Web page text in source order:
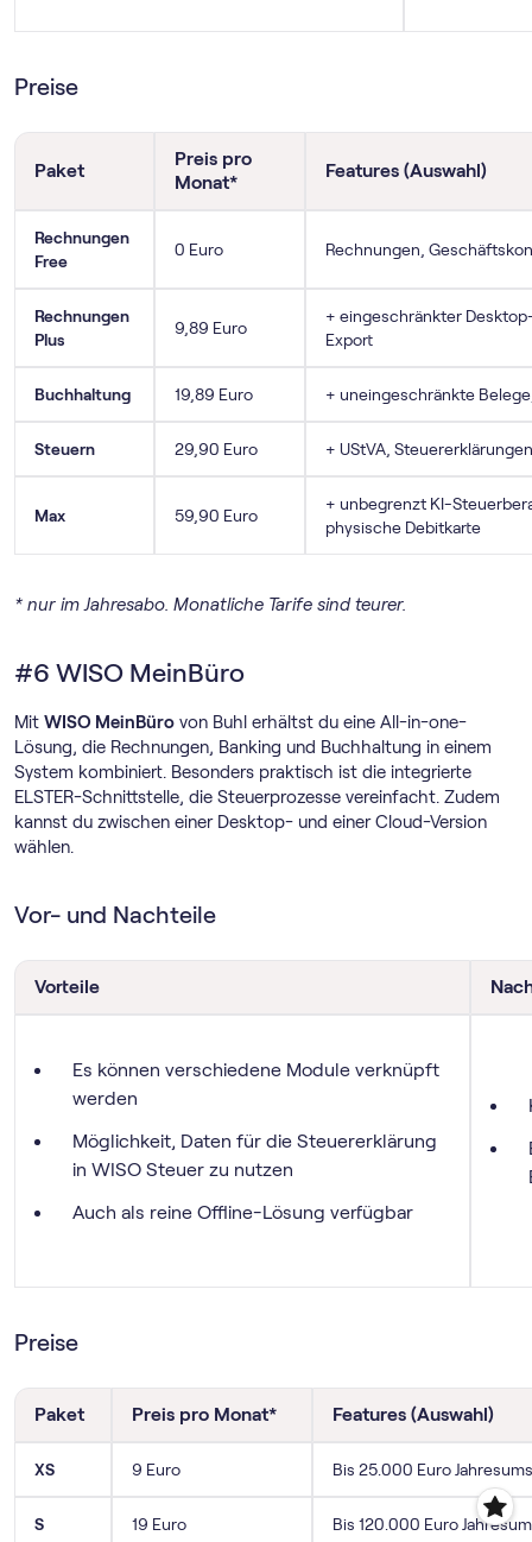
Preise
Paket
Preis pro
Monat*
Features (Auswahl)
Rechnungen
Free
0 Euro Rechnungen,
Rechnungen
Plus
9,89 Euro
+ eingeschränkter
Export
Buchhaltung 19,89 Euro + uneingeschränkte
Steuern 29,90 Euro + UStVA,
Max 59,90 Euro
+ unbegrenzt KI-
physische Debitkarte
* nur im Jahresabo. Monatliche Tarife sind teurer.
#6 WISO MeinBüro
Mit WISO MeinBüro von Buhl erhältst du eine All-in-one-
Lösung, die Rechnungen, Banking und Buchhaltung in einem
System kombiniert. Besonders praktisch ist die integrierte
ELSTER-Schnittstelle, die Steuerprozesse vereinfacht. Zudem
kannst du zwischen einer Desktop- und einer Cloud-Version
wählen.
Vor- und Nachteile
Vorteile
Es können verschiedene Module verknüpft
werden
Möglichkeit, Daten für die Steuererklärung
in WISO Steuer zu nutzen
Auch als reine Offline-Lösung verfügbar
Preise
Paket Preis pro Monat* Features (Auswahl)
XS 9 Euro Bis 25.000 Euro
S 19 Euro Bis 120.000 Euro